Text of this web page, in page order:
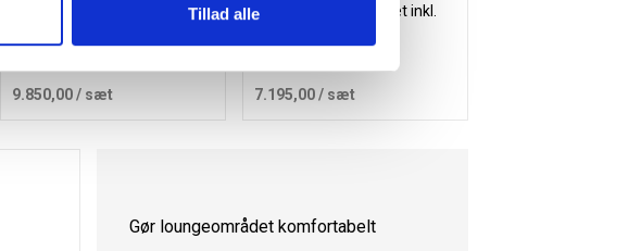
Tillad alle
Brentwood havemøbelsæt i
9.850,00/ sæt
Abela lounge havesæt inkl.
7.195,00/ sæt
Gør loungeområdet komfortabelt